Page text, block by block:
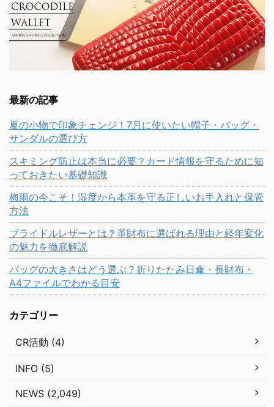
最新の記事
夏の小物で印象チェンジ！7月に使いたい帽子・バッグ・
サンダルの選び方
スキミング防止は本当に必要？カード情報を守るために知
っておきたい基礎知識
梅雨の今こそ！湿度から本革を守る正しいお手入れと保管
方法
ブライドルレザーとは？革財布に選ばれる理由と経年変化
の魅力を徹底解説
バッグの大きさはどう選ぶ？折りたたみ日傘・長財布・
A4ファイルでわかる目安
カテゴリー
CR活動 (4)
INFO (5)
NEWS (2,049)